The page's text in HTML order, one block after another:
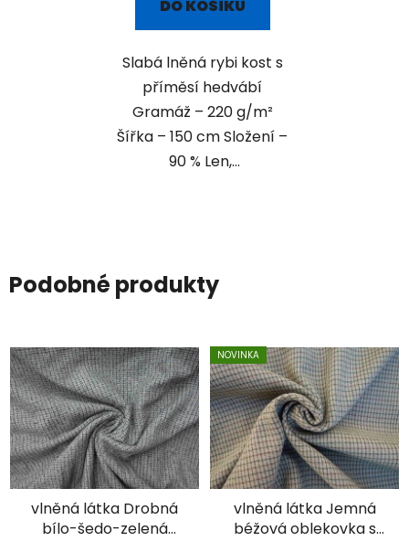
DO KOŠÍKU
Slabá lněná rybi kost s
příměsí hedvábí
Gramáž – 220 g/m²
Šířka – 150 cm Složení –
90 % Len,...
Podobné produkty
vlněná látka Drobná
bílo-šedo-zelená
NOVINKA
vlněná látka Jemná
béžová oblekovka s